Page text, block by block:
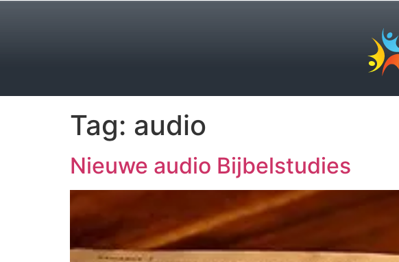
Tag: audio
Nieuwe audio Bijbelstudies